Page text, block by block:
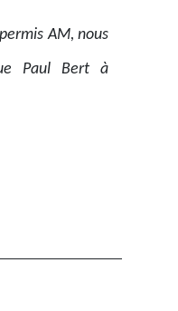
AM, nous
Paul Bert à